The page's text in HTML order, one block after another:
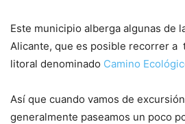
Este municipio alberga algunas de
Alicante, que es posible recorrer a
litoral denominado Camino
Así que cuando vamos de
generalmente paseamos un poco